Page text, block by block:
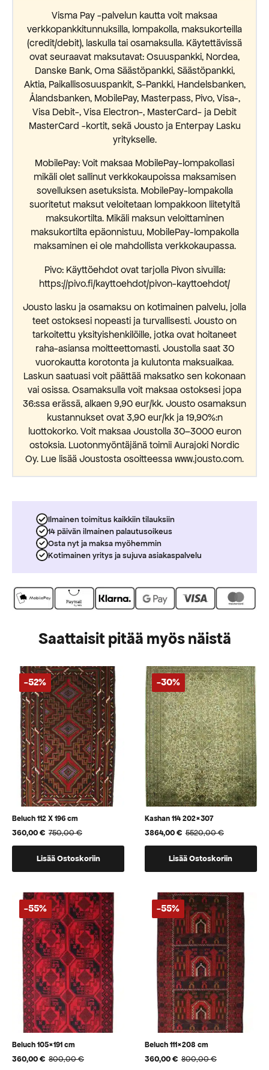
Visma Pay -palvelun kautta voit maksaa
verkkopankkitunnuksilla, lompakolla, maksukorteilla
(credit/debit), laskulla tai osamaksulla. Käytettävissä
ovat seuraavat maksutavat: Osuuspankki, Nordea,
Danske Bank, Oma Säästöpankki, Säästöpankki,
Aktia, Paikallisosuuspankit, S-Pankki, Handelsbanken,
Ålandsbanken, MobilePay, Masterpass, Pivo, Visa-,
Visa Debit-, Visa Electron-, MasterCard- ja Debit
MasterCard -kortit, sekä Jousto ja Enterpay Lasku
yritykselle.
MobilePay: Voit maksaa MobilePay-lompakollasi
mikäli olet sallinut verkkokaupoissa maksamisen
sovelluksen asetuksista. MobilePay-lompakolla
suoritetut maksut veloitetaan lompakkoon liitetyltä
maksukortilta. Mikäli maksun veloittaminen
maksukortilta epäonnistuu, MobilePay-lompakolla
maksaminen ei ole mahdollista verkkokaupassa.
Pivo: Käyttöehdot ovat tarjolla Pivon sivuilla:
https://pivo.fi/kayttoehdot/pivon-kayttoehdot/
Jousto lasku ja osamaksu on kotimainen palvelu, jolla
teet ostoksesi nopeasti ja turvallisesti. Jousto on
tarkoitettu yksityishenkilöille, jotka ovat hoitaneet
raha-asiansa moitteettomasti. Joustolla saat 30
vuorokautta korotonta ja kulutonta maksuaikaa.
Laskun saatuasi voit päättää maksatko sen kokonaan
vai osissa. Osamaksulla voit maksaa ostoksesi jopa
36:ssa erässä, alkaen 9,90 eur/kk. Jousto osamaksun
kustannukset ovat 3,90 eur/kk ja 19,90%:n
luottokorko. Voit maksaa Joustolla 30–3000 euron
ostoksia. Luotonmyöntäjänä toimii Aurajoki Nordic
Oy. Lue lisää Joustosta osoitteessa www.jousto.com.
Ilmainen toimitus kaikkiin tilauksiin
14 päivän ilmainen palautusoikeus
Osta nyt ja maksa myöhemmin
Kotimainen yritys ja sujuva asiakaspalvelu
Saattaisit pitää myös näistä
-52%
Beluch 112 X 196 cm
750,00€
Alkuperäinen
hinta
360,00€
Nykyinen
hinta
Lisää Ostoskoriin
-30%
Kashan 114 202×307
5520,00€
Alkuperäinen
hinta
3864,00€
Nykyinen
hinta
Lisää Ostoskoriin
-55%
Beluch 105×191 cm
800,00€
Alkuperäinen
360,00€
Nykyinen
-55%
Beluch 111×208 cm
800,00€
Alkuperäinen
360,00€
Nykyinen